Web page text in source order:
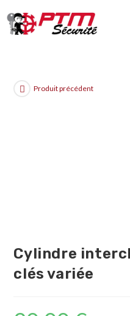
Produit précédent
Cylindre
clés variée